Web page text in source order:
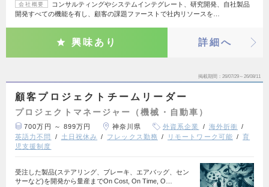
会社概要
コンサルティングやシステムインテグレート、研究開発、自社製品
開発すべての機能を有し、顧客の課題ファーストで社内リソースを…
興味あり 詳細へ
掲載期間 26/07/29～26/08/11
顧客プロジェクトチームリーダー
プロジェクトマネージャー（機械・自動車）
700万円 ～ 899万円 神奈川県 外資系企業
海外折衝
英語力不問
土日祝休み フレックス勤務 リモートワーク可能
育
児支援制度
受注した製品(ステアリング、ブレーキ、エアバッグ、セン
サーなど)を開発から量産までOn Cost, On Time, O…